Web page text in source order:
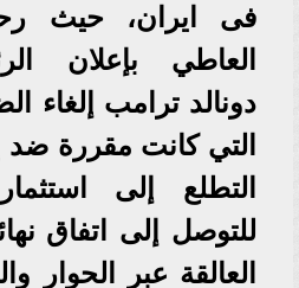
فى ايران، حيث
العاطي بإعلان
دونالد ترامب إلغاء
التي كانت مقررة ضد
التطلع إلى
للتوصل إلى اتفاق
العالقة عبر الحوار